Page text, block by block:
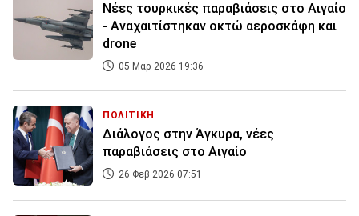
Νέες τουρκικές παραβιάσεις στο Αιγαίο
- Αναχαιτίστηκαν οκτώ αεροσκάφη και
drone
05 Μαρ 2026 19:36
ΠΟΛΙΤΙΚΗ
Διάλογος στην Άγκυρα, νέες
παραβιάσεις στο Αιγαίο
26 Φεβ 2026 07:51